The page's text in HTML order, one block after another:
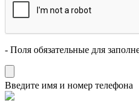
- Поля обязательные для
Введите имя и номер телефона